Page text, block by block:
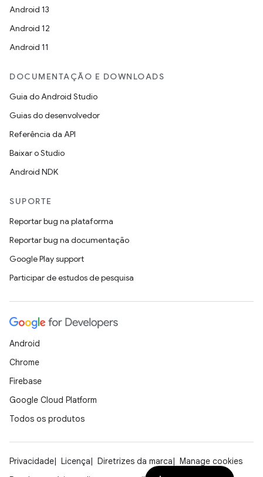
Android 13
Android 12
Android 11
DOCUMENTAÇÃO E DOWNLOADS
Guia do Android Studio
Guias do desenvolvedor
Referência da API
Baixar o Studio
Android NDK
SUPORTE
Reportar bug na plataforma
Reportar bug na documentação
Google Play support
Participar de estudos de pesquisa
Android
Chrome
Firebase
Google Cloud Platform
Todos os produtos
Privacidade Licença Diretrizes da marca
Manage cookies